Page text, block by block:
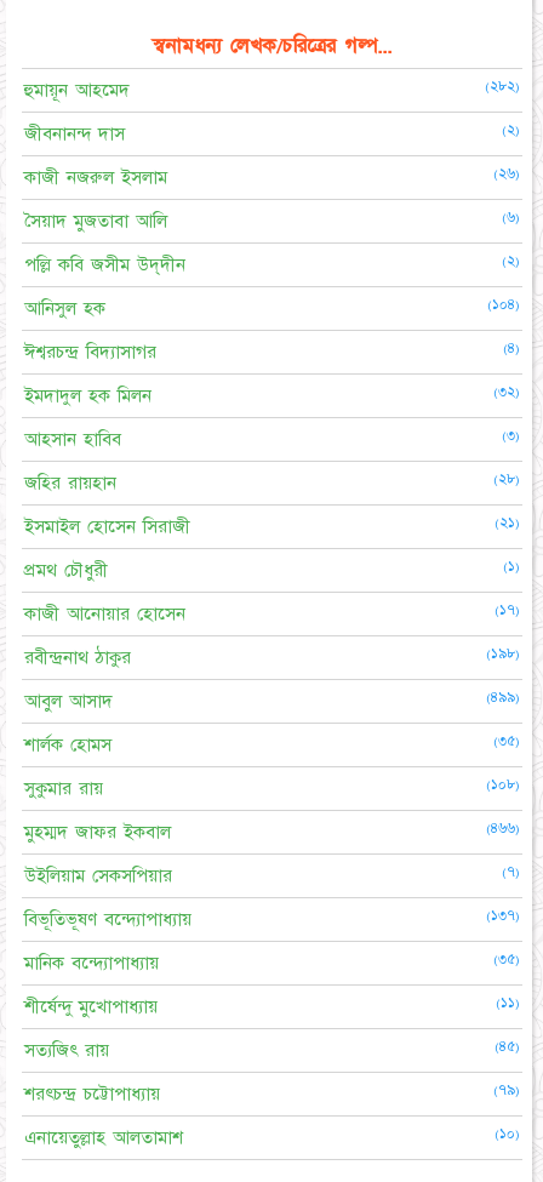
স্বনামধন্য লেখক/চরিত্রের গল্প...
হুমায়ূন আহমেদ (২৮২)
জীবনানন্দ দাস (২)
কাজী নজরুল ইসলাম (২৬)
সৈয়াদ মুজতাবা আলি (৬)
পল্লি কবি জসীম উদ্‌দীন (২)
আনিসুল হক (১০৪)
ঈশ্বরচন্দ্র বিদ্যাসাগর (৪)
ইমদাদুল হক মিলন (৩২)
আহসান হাবিব (৩)
জহির রায়হান (২৮)
ইসমাইল হোসেন সিরাজী (২১)
প্রমথ চৌধুরী (১)
কাজী আনোয়ার হোসেন (১৭)
রবীন্দ্রনাথ ঠাকুর (১৯৮)
আবুল আসাদ (৪৯৯)
শার্লক হোমস (৩৫)
সুকুমার রায় (১০৮)
মুহম্মদ জাফর ইকবাল (৪৬৬)
উইলিয়াম সেকসপিয়ার (৭)
বিভূতিভূষণ বন্দ্যোপাধ্যায় (১৩৭)
মানিক বন্দ্যোপাধ্যায় (৩৫)
শীর্ষেন্দু মুখোপাধ্যায় (১১)
সত্যজিৎ রায় (৪৫)
শরৎচন্দ্র চট্টোপাধ্যায় (৭৯)
এনায়েতুল্লাহ আলতামাশ (১০)